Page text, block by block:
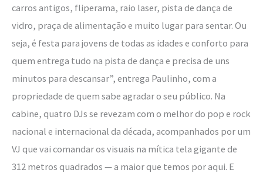
carros antigos, fliperama, raio laser, pista de dança de
vidro, praça de alimentação e muito lugar para sentar. Ou
seja, é festa para jovens de todas as idades e conforto para
quem entrega tudo na pista de dança e precisa de uns
minutos para descansar”, entrega Paulinho, com a
propriedade de quem sabe agradar o seu público. Na
cabine, quatro DJs se revezam com o melhor do pop e rock
nacional e internacional da década, acompanhados por um
VJ que vai comandar os visuais na mítica tela gigante de
312 metros quadrados — a maior que temos por aqui. E